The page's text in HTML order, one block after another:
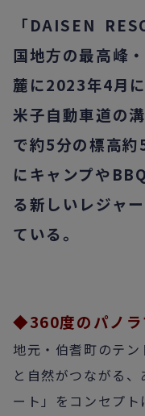
「DAISEN
国地方の最高峰
麓に2023年4月に
米子自動車道の
で約5分の標高
にキャンプや
る新しいレジャ
ている。
◆360度のパノラ
地元・伯耆町のテ
と自然がつながる
ート」をコンセプ